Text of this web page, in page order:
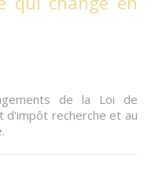
de la Loi de
d'impôt recherche et au